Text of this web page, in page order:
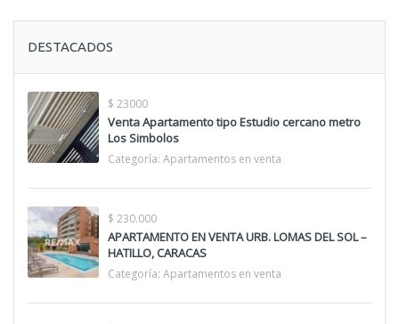
DESTACADOS
$ 23000
Venta Apartamento tipo Estudio cercano metro
Los Simbolos
Categoría: Apartamentos en venta
$ 230.000
APARTAMENTO EN VENTA URB. LOMAS DEL SOL –
HATILLO, CARACAS
Categoría: Apartamentos en venta